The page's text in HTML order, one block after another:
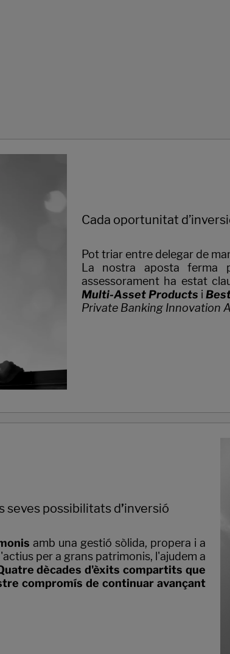
Cada oportunitat
Pot triar entre delegar de
La nostra aposta ferma
assessorament ha estat
Multi-Asset Products i
Private Banking Innovation
seves possibilitats d’inversió
amb una gestió sòlida, propera i a
per a grans patrimonis, l'ajudem a
dècades d'èxits compartits que
compromís de continuar avançant